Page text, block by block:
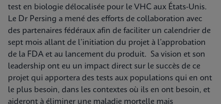
test en biologie délocalisée pour le VHC aux États-Unis.
Le Dr Persing a mené des efforts de collaboration avec
des partenaires fédéraux afin de faciliter un calendrier de
sept mois allant de l’initiation du projet à l’approbation
de la FDA et au lancement du produit. Sa vision et son
leadership ont eu un impact direct sur le succès de ce
projet qui apportera des tests aux populations qui en ont
le plus besoin, dans les contextes où ils en ont besoin, et
aideront à éliminer une maladie mortelle mais